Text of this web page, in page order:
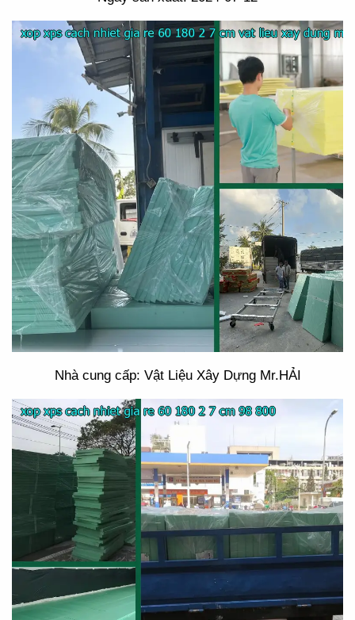
Nhà cung cấp: Vật Liệu Xây Dựng Mr.HẢI